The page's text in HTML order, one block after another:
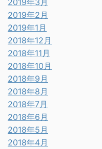
2019年3月
2019年2月
2019年1月
2018年12月
2018年11月
2018年10月
2018年9月
2018年8月
2018年7月
2018年6月
2018年5月
2018年4月